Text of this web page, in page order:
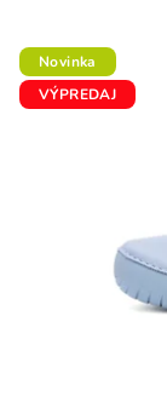
Novinka
VÝPREDAJ